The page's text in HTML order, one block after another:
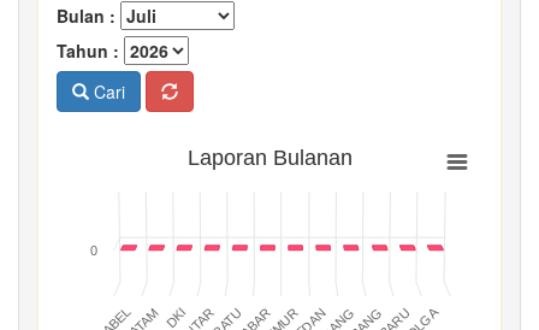
Bulan :
Tahun :
Cari
Laporan Bulanan
DKI
0